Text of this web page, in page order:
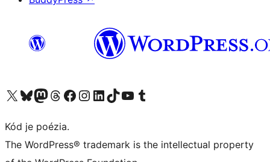
Navštívte náš účet na X (predtým Twitter)
Navštívte náš účet na platforme Bluesky
Navštívte náš účet na Mastodone
Navštívte náš účet na platforme Threads
Navštívte našu stránku na Facebooku
Navštívte náš účet Instagram
Navštívte náš účet LinkedIn
Navštívte náš účet na platforme TikTok
Navštívte náš kanál YouTube
Navštívte náš účet na platforme Tumblr
Kód je poézia.
The WordPress® trademark is the intellectual property